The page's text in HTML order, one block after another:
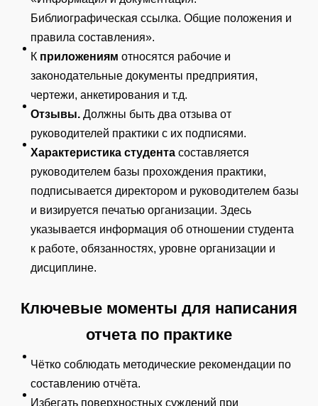
Библиографическая ссылка. Общие положения и
правила составления».
К приложениям относятся рабочие и
законодательные документы предприятия,
чертежи, анкетирования и т.д.
Отзывы. Должны быть два отзыва от
руководителей практики с их подписями.
Характеристика студента составляется
руководителем базы прохождения практики,
подписывается директором и руководителем базы
и визируется печатью организации. Здесь
указывается информация об отношении студента
к работе, обязанностях, уровне организации и
дисциплине.
Ключевые моменты для написания
отчета по практике
Чётко соблюдать методические рекомендации по
составлению отчёта.
Избегать поверхностных суждений при